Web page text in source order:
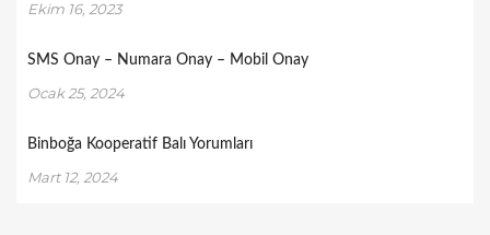
Ekim 16, 2023
SMS Onay – Numara Onay – Mobil Onay
Ocak 25, 2024
Binboğa Kooperatif Balı Yorumları
Mart 12, 2024